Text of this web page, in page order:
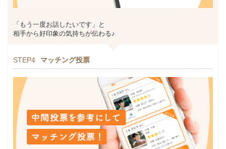
「もう一度お話したいです」と
相手から好印象の気持ちが伝わる♪
STEP4 マッチング投票